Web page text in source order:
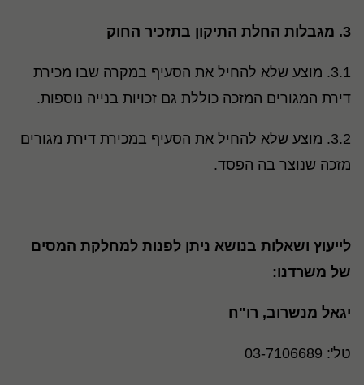
3. מגבלות החלת התיקון בתזכיר החוק
3.1. מוצע שלא להחיל את הסעיף במקרה שבו מכירת
דירת המגורים המזכה כוללת גם זכויות בנייה נוספות.
3.2. מוצע שלא להחיל את הסעיף במכירת דירת מגורים
מזכה שנוצר בה הפסד.
לייעוץ ושאלות בנושא ניתן לפנות למחלקת המסים
של משרדנו:
יגאל מנשרוב, רו"ח
טל': 03-7106689